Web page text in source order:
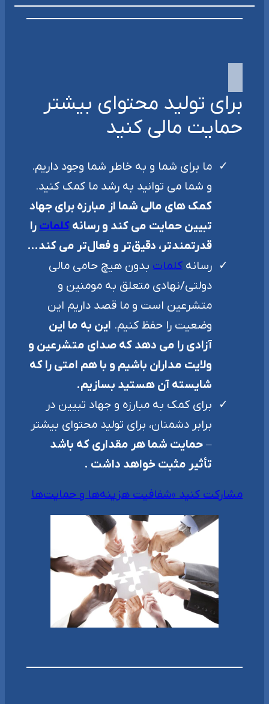
برای تولید محتوای بیشتر
حمایت مالی کنید
ما برای شما و به خاطر شما وجود داریم.
و شما می توانید به رشد ما کمک کنید.
کمک های مالی شما از مبارزه برای جهاد
تبیین حمایت می کند و رسانه کلماترا
قدرتمندتر، دقیق‌تر و فعال‌تر می کند…
رسانه کلماتبدون هیچ حامی مالی
دولتی/نهادی متعلق به مومنین و
متشرعین است و ما قصد داریم این
وضعیت را حفظ کنیم. این به ما این
آزادی را می دهد که صدای متشرعین و
ولایت مداران باشیم و با هم امتی را که
شایسته آن هستید بسازیم.
برای کمک به مبارزه و جهاد تبیین در
برابر دشمنان، برای تولید محتوای بیشتر
–حمایت شما هر مقداری که باشد
تأثیر مثبت خواهد داشت .
مشارکت کنید »شفافیت هزینه‌ها و حمایت‌ها